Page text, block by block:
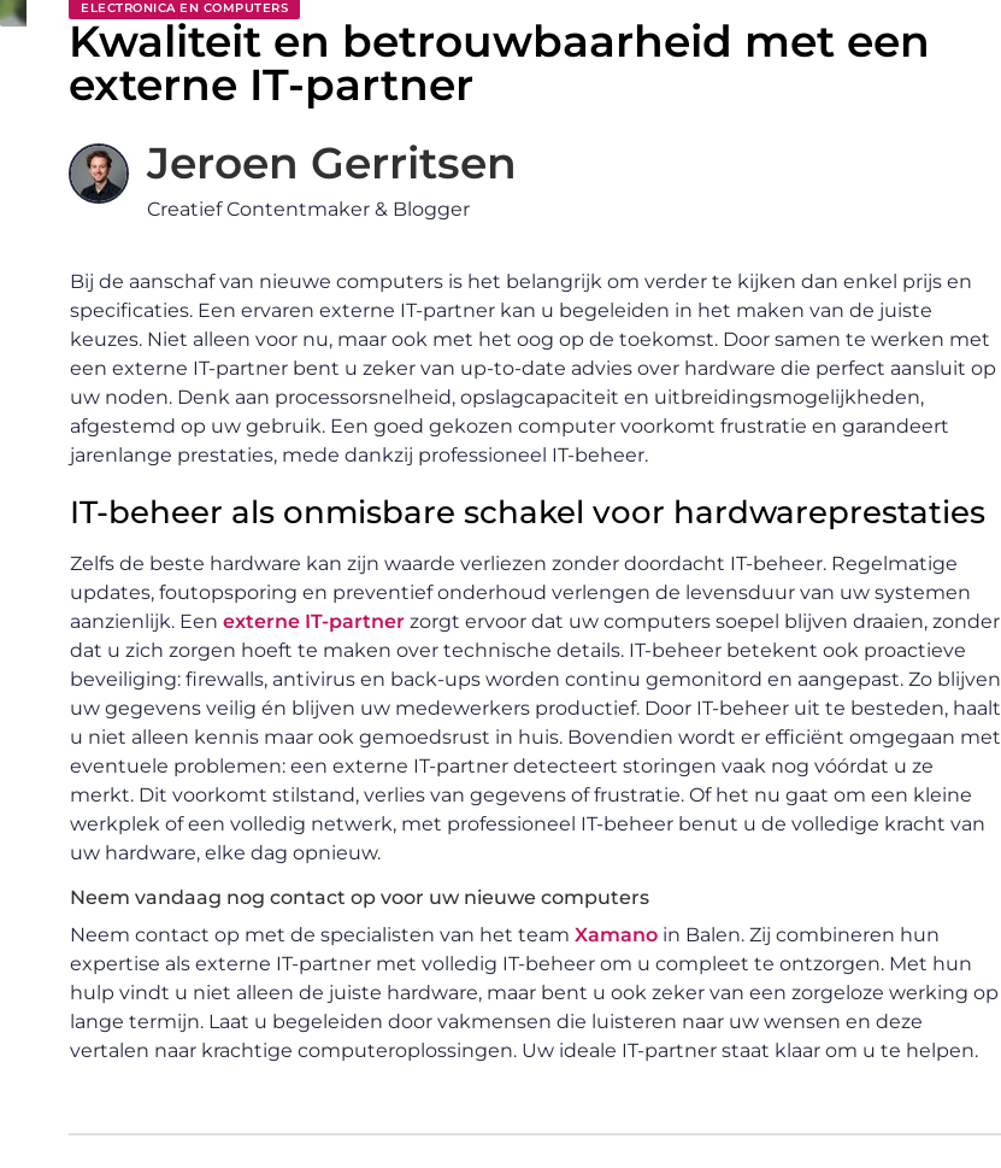
ELECTRONICA EN COMPUTERS
Kwaliteit en betrouwbaarheid met een
externe IT-partner
Jeroen Gerritsen
Creatief Contentmaker & Blogger
Bij de aanschaf van nieuwe computers is het belangrijk om verder te kijken dan enkel prijs en
specificaties. Een ervaren externe IT-partner kan u begeleiden in het maken van de juiste
keuzes. Niet alleen voor nu, maar ook met het oog op de toekomst. Door samen te werken met
een externe IT-partner bent u zeker van up-to-date advies over hardware die perfect aansluit op
uw noden. Denk aan processorsnelheid, opslagcapaciteit en uitbreidingsmogelijkheden,
afgestemd op uw gebruik. Een goed gekozen computer voorkomt frustratie en garandeert
jarenlange prestaties, mede dankzij professioneel IT-beheer.
IT-beheer als onmisbare schakel voor hardwareprestaties
Zelfs de beste hardware kan zijn waarde verliezen zonder doordacht IT-beheer. Regelmatige
updates, foutopsporing en preventief onderhoud verlengen de levensduur van uw systemen
aanzienlijk. Een externe IT-partner zorgt ervoor dat uw computers soepel blijven draaien, zonder
dat u zich zorgen hoeft te maken over technische details. IT-beheer betekent ook proactieve
beveiliging: firewalls, antivirus en back-ups worden continu gemonitord en aangepast. Zo blijven
uw gegevens veilig én blijven uw medewerkers productief. Door IT-beheer uit te besteden, haalt
u niet alleen kennis maar ook gemoedsrust in huis. Bovendien wordt er efficiënt omgegaan met
eventuele problemen: een externe IT-partner detecteert storingen vaak nog vóórdat u ze
merkt. Dit voorkomt stilstand, verlies van gegevens of frustratie. Of het nu gaat om een kleine
werkplek of een volledig netwerk, met professioneel IT-beheer benut u de volledige kracht van
uw hardware, elke dag opnieuw.
Neem vandaag nog contact op voor uw nieuwe computers
Neem contact op met de specialisten van het team Xamano in Balen. Zij combineren hun
expertise als externe IT-partner met volledig IT-beheer om u compleet te ontzorgen. Met hun
hulp vindt u niet alleen de juiste hardware, maar bent u ook zeker van een zorgeloze werking op
lange termijn. Laat u begeleiden door vakmensen die luisteren naar uw wensen en deze
vertalen naar krachtige computeroplossingen. Uw ideale IT-partner staat klaar om u te helpen.